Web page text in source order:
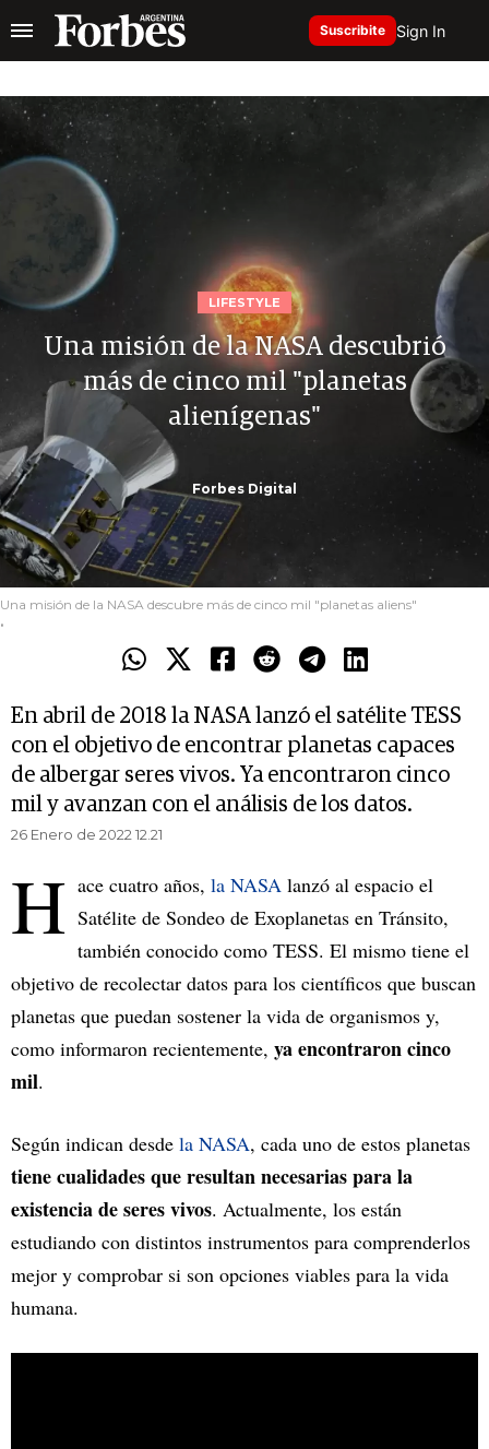
Suscribite Sign In
LIFESTYLE
Una misión de la NASA descubrió
más de cinco mil "planetas
alienígenas"
Forbes Digital
Una misión de la NASA descubre más de cinco mil "planetas aliens"
.
En abril de 2018 la NASA lanzó el satélite TESS
con el objetivo de encontrar planetas capaces
de albergar seres vivos. Ya encontraron cinco
mil y avanzan con el análisis de los datos.
26 Enero de 2022 12.21
H ace cuatro años, la NASA lanzó al espacio el
Satélite de Sondeo de Exoplanetas en Tránsito,
también conocido como TESS. El mismo tiene el
objetivo de recolectar datos para los científicos que buscan
planetas que puedan sostener la vida de organismos y,
como informaron recientemente, ya encontraron cinco
mil.
Según indican desde la NASA, cada uno de estos planetas
tiene cualidades que resultan necesarias para la
existencia de seres vivos. Actualmente, los están
estudiando con distintos instrumentos para comprenderlos
mejor y comprobar si son opciones viables para la vida
humana.